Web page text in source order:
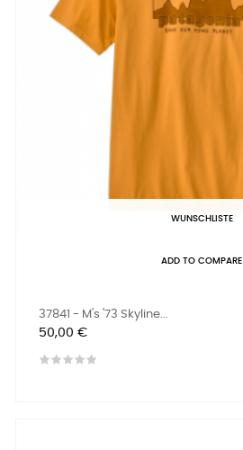
WUNSCHLISTE
ADD TO COMPARE
37841 - M's '73 Skyline...
Preis
50,00 €